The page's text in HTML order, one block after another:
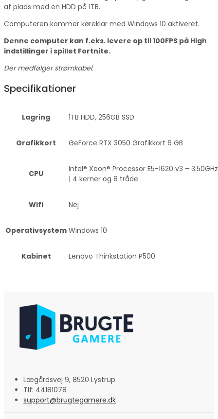
af plads med en HDD på 1TB.
Computeren kommer køreklar med Windows 10 aktiveret.
Denne computer kan f.eks. levere op til 100FPS på High
indstillinger i spillet Fortnite.
Der medfølger strømkabel.
Specifikationer
Lagring 1TB HDD, 256GB SSD
Grafikkort GeForce RTX 3050 Grafikkort 6 GB
CPU
Intel® Xeon® Processor E5-1620 v3 – 3.50GHz
| 4 kerner og 8 tråde
Wifi Nej
Operativsystem Windows 10
Kabinet Lenovo Thinkstation P500
Lægårdsvej 9, 8520 Lystrup
Tlf: 44181078
support@brugtegamere.dk